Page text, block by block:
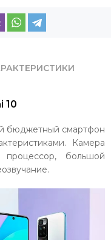
10
бюджетный смартфон
Камера
большой